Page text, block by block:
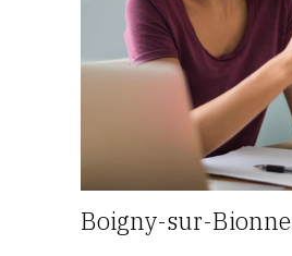
Boigny-sur-Bionne